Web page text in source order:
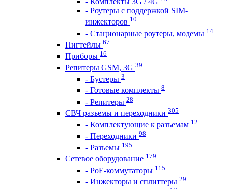
- Роутеры с поддержкой SIM-
инжекторов 10
- Стационарные роутеры, модемы 14
Пигтейлы 67
Приборы 16
Репитеры GSM, 3G 39
- Бустеры 3
- Готовые комплекты 8
- Репитеры 28
СВЧ разъемы и переходники 305
- Комплектующие к разъемам 12
- Переходники 98
- Разъемы 195
Сетевое оборудование 179
- PoE-коммутаторы 115
- Инжекторы и сплиттеры 29